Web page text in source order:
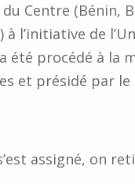
Centre (Bénin,
l’initiative de
été procédé à la
et présidé par le
assigné, on